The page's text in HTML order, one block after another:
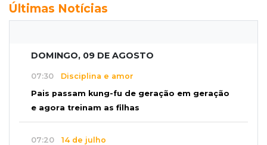
Últimas Notícias
DOMINGO, 09 DE AGOSTO
07:30 Disciplina e amor
Pais passam kung-fu de geração em geração
e agora treinam as filhas
07:20 14 de julho